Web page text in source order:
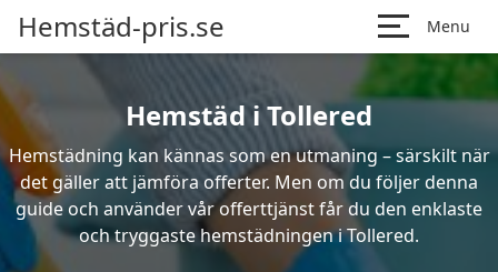
Hemstäd-pris.se Menu
Hemstäd i Tollered
Hemstädning kan kännas som en utmaning – särskilt när
det gäller att jämföra offerter. Men om du följer denna
guide och använder vår offerttjänst får du den enklaste
och tryggaste hemstädningen i Tollered.